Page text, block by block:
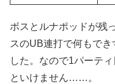
ボスとルナポッドが残
スのUB連打で何もで
した。なので1パーテ
といけません……。